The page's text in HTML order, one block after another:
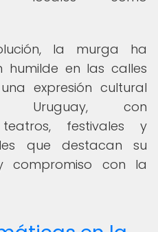
la murga ha
humilde en las calles
expresión cultural
Uruguay, con
festivales y
que destacan su
compromiso con la